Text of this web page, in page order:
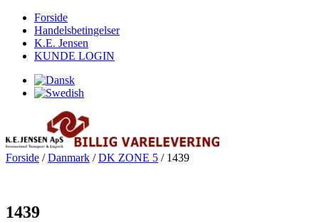
Forside
Handelsbetingelser
K.E. Jensen
KUNDE LOGIN
Forside /Danmark /DK ZONE 5 / 1439
1439